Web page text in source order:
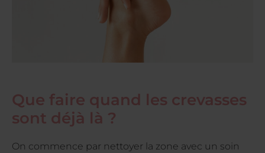
Que faire quand les crevasses
sont déjà là ?
On commence par nettoyer la zone avec un soin